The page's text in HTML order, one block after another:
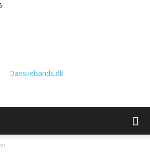
Danskebands.dk